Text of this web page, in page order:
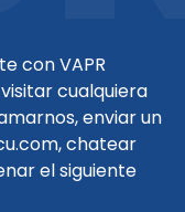
con VAPR
cualquiera
enviar un
chatear
el siguiente